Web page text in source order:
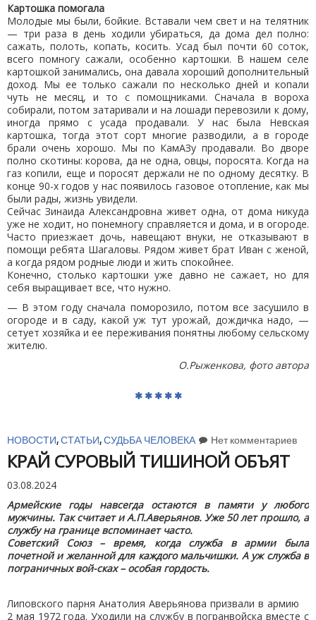
Картошка помогала
Молодые мы были, бойкие. Вставали чем свет и на телятник
— три раза в день ходили убираться, да дома дел полно:
сажать, полоть, копать, косить. Усад был почти 60 соток,
всего помногу сажали, особенно картошки. В нашем селе
картошкой занимались, она давала хороший дополнительный
доход. Мы ее только сажали по несколько дней и копали
чуть не месяц, и то с помощниками. Сначала в вороха
собирали, потом затаривали и на лошади перевозили к дому,
иногда прямо с усада продавали. У нас была Невская
картошка, тогда этот сорт многие разводили, а в городе
брали очень хорошо. Мы по КамАЗу продавали. Во дворе
полно скотины: корова, да не одна, овцы, поросята. Когда на
газ копили, еще и поросят держали не по одному десятку. В
конце 90-х годов у нас появилось газовое отопление, как мы
были рады, жизнь увидели.
Сейчас Зинаида Александровна живет одна, от дома никуда
уже не ходит, но понемногу справляется и дома, и в огороде.
Часто приезжает дочь, навещают внуки, не отказывают в
помощи ребята Шагаловы. Рядом живет брат Иван с женой,
а когда рядом родные люди и жить спокойнее.
Конечно, столько картошки уже давно не сажает, но для
себя выращивает все, что нужно.
— В этом году сначала поморозило, потом все засушило в
огороде и в саду, какой уж тут урожай, дождичка надо, —
сетует хозяйка и ее переживания понятны любому сельскому
жителю.
О.Рыженкова, фото автора
НОВОСТИ,СТАТЬИ,СУДЬБА ЧЕЛОВЕКА Нет комментариев
КРАЙ СУРОВЫЙ ТИШИНОЙ ОБЪЯТ
03.08.2024
Армейские годы навсегда остаются в памяти у любого
мужчины. Так считает и А.П.Аверьянов. Уже 50 лет прошло, а
службу на границе вспоминает часто.
Советский Союз – время, когда служба в армии была
почетной и желанной для каждого мальчишки. А уж служба в
пограничных вой-сках – особая гордость.
Липовского парня Анатолия Аверьянова призвали в армию
2 мая 1972 года. Уходили на службу в погранвойска вместе с